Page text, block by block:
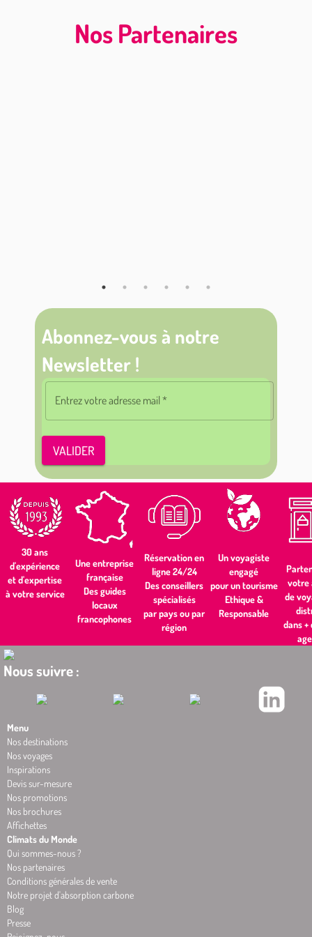
Nos Partenaires
Abonnez-vous à notre
Newsletter !
Entrez votre adresse mail*
VALIDER
30 ans
d'expérience
et d'expertise
à votre service
Une entreprise
française
Des guides
locaux
francophones
Réservation en
ligne 24/24
Des conseillers
spécialisés
par pays ou par
région
Un voyagiste
engagé
pour un tourisme
Ethique &
Responsable
votre
de
dans +
Nous suivre :
Menu
Nos destinations
Nos voyages
Inspirations
Devis sur-mesure
Nos promotions
Nos brochures
Affichettes
Climats du Monde
Qui sommes-nous ?
Nos partenaires
Conditions générales de vente
Notre projet d'absorption carbone
Blog
Presse